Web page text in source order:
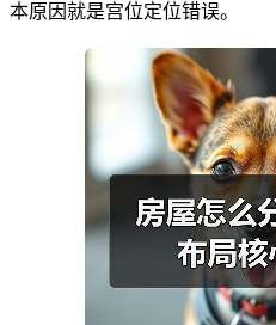
本原因就是宫位定位错误。